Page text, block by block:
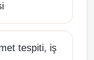
tespiti, iş